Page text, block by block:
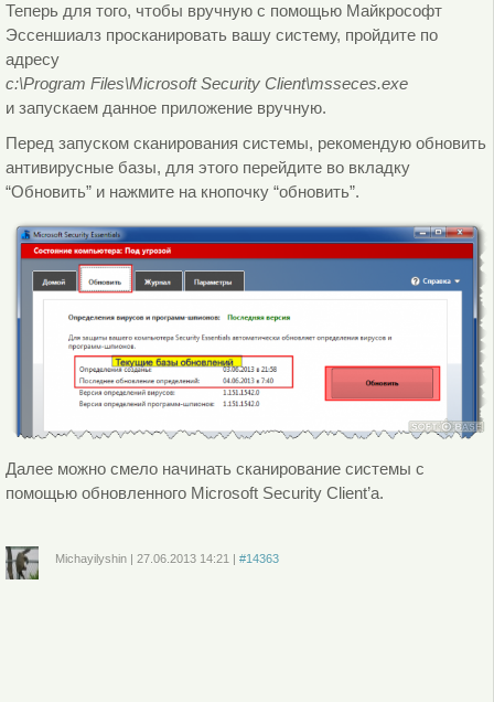
Теперь для того, чтобы вручную с помощью Майкрософт
Эссеншиалз просканировать вашу систему, пройдите по
адресу
c:\Program Files\Microsoft Security Client\msseces.exe
и запускаем данное приложение вручную.
Перед запуском сканирования системы, рекомендую обновить
антивирусные базы, для этого перейдите во вкладку
“Обновить” и нажмите на кнопочку “обновить”.
Далее можно смело начинать сканирование системы с
помощью обновленного Microsoft Security Client’а.
Michayilyshin| 27.06.2013 14:21| #14363